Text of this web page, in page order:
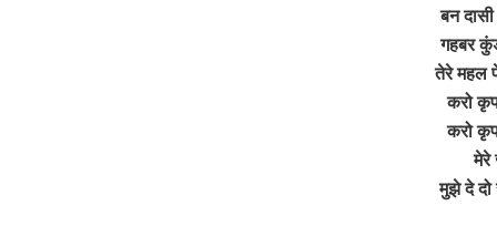
बन
गहबर
तेरे महल
करो
करो
मेरे
मुझे दे